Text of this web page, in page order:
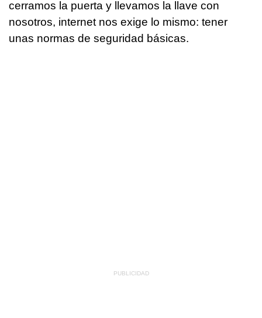
cerramos la puerta y llevamos la llave con
nosotros, internet nos exige lo mismo: tener
unas normas de seguridad básicas.